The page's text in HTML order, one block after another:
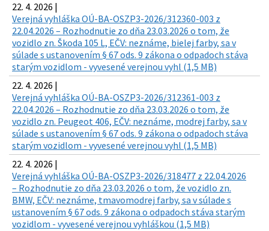
22. 4. 2026 |
Verejná vyhláška OÚ-BA-OSZP3-2026/312360-003 z
22.04.2026 – Rozhodnutie zo dňa 23.03.2026 o tom, že
vozidlo zn. Škoda 105 L, EČV: neznáme, bielej farby, sa v
súlade s ustanovením § 67 ods. 9 zákona o odpadoch stáva
starým vozidlom - vyvesené verejnou vyhl (1,5 MB)
22. 4. 2026 |
Verejná vyhláška OÚ-BA-OSZP3-2026/312361-003 z
22.04.2026 – Rozhodnutie zo dňa 23.03.2026 o tom, že
vozidlo zn. Peugeot 406, EČV: neznáme, modrej farby, sa v
súlade s ustanovením § 67 ods. 9 zákona o odpadoch stáva
starým vozidlom - vyvesené verejnou vyhl (1,5 MB)
22. 4. 2026 |
Verejná vyhláška OÚ-BA-OSZP3-2026/318477 z 22.04.2026
– Rozhodnutie zo dňa 23.03.2026 o tom, že vozidlo zn.
BMW, EČV: neznáme, tmavomodrej farby, sa v súlade s
ustanovením § 67 ods. 9 zákona o odpadoch stáva starým
vozidlom - vyvesené verejnou vyhláškou (1,5 MB)